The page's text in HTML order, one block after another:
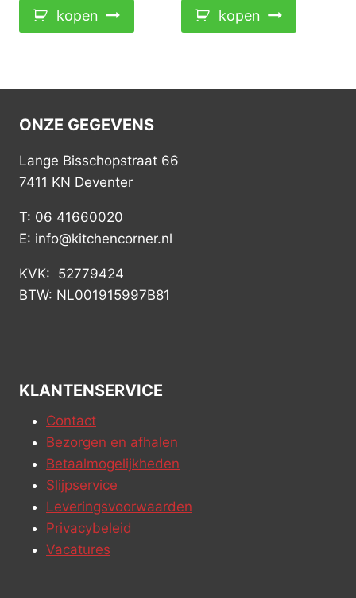
kopen kopen
ONZE GEGEVENS
Lange Bisschopstraat 66
7411 KN Deventer
T: 06 41660020
E: info@kitchencorner.nl
KVK: 52779424
BTW: NL001915997B81
KLANTENSERVICE
Contact
Bezorgen en afhalen
Betaalmogelijkheden
Slijpservice
Leveringsvoorwaarden
Privacybeleid
Vacatures